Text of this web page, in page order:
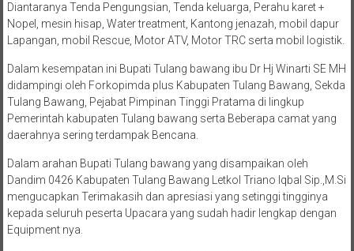
Diantaranya Tenda Pengungsian, Tenda keluarga, Perahu karet +
Nopel, mesin hisap, Water treatment, Kantong jenazah, mobil dapur
Lapangan, mobil Rescue, Motor ATV, Motor TRC serta mobil logistik.
Dalam kesempatan ini Bupati Tulang bawang ibu Dr Hj Winarti SE MH
didampingi oleh Forkopimda plus Kabupaten Tulang Bawang, Sekda
Tulang Bawang, Pejabat Pimpinan Tinggi Pratama di lingkup
Pemerintah kabupaten Tulang bawang serta Beberapa camat yang
daerahnya sering terdampak Bencana.
Dalam arahan Bupati Tulang bawang yang disampaikan oleh
Dandim 0426 Kabupaten Tulang Bawang Letkol Triano Iqbal Sip.,M.Si
mengucapkan Terimakasih dan apresiasi yang setinggi tingginya
kepada seluruh peserta Upacara yang sudah hadir lengkap dengan
Equipment nya.